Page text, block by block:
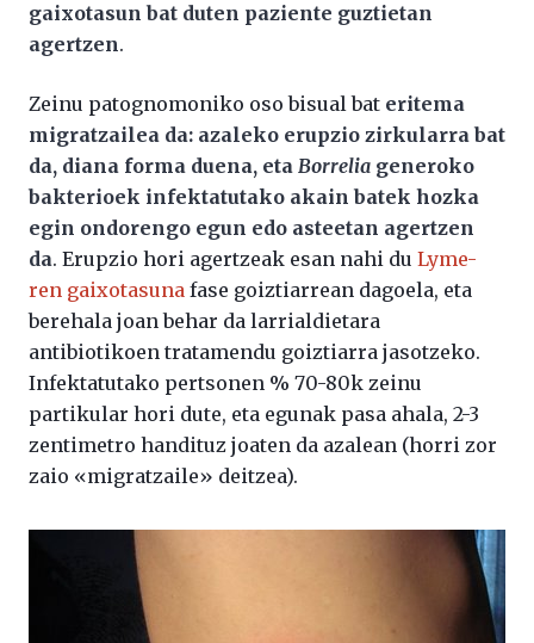
gaixotasun bat duten paziente guztietan
agertzen.
Zeinu patognomoniko oso bisual bat eritema
migratzailea da: azaleko erupzio zirkularra bat
da, diana forma duena, eta Borrelia generoko
bakterioek infektatutako akain batek hozka
egin ondorengo egun edo asteetan agertzen
da. Erupzio hori agertzeak esan nahi du Lyme-
ren gaixotasuna fase goiztiarrean dagoela, eta
berehala joan behar da larrialdietara
antibiotikoen tratamendu goiztiarra jasotzeko.
Infektatutako pertsonen % 70-80k zeinu
partikular hori dute, eta egunak pasa ahala, 2-3
zentimetro handituz joaten da azalean (horri zor
zaio «migratzaile» deitzea).